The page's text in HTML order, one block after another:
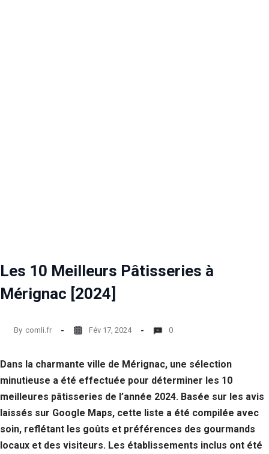
Les 10 Meilleurs Pâtisseries à
Mérignac [2024]
By comli.fr Fév 17, 2024 0
Dans la charmante ville de Mérignac, une sélection
minutieuse a été effectuée pour déterminer les 10
meilleures pâtisseries de l’année 2024. Basée sur les avis
laissés sur Google Maps, cette liste a été compilée avec
soin, reflétant les goûts et préférences des gourmands
locaux et des visiteurs. Les établissements inclus ont été
fonctionnalité
et la structure
du site Web,
en fonction
dont le site
Web est
Experience
Afin que notre
site Web
aussi bien que
possible lors